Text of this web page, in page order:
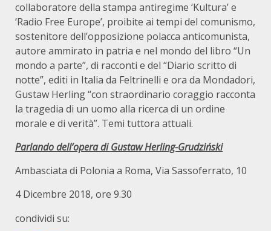
collaboratore della stampa antiregime ‘Kultura’ e
‘Radio Free Europe’, proibite ai tempi del comunismo,
sostenitore dell’opposizione polacca anticomunista,
autore ammirato in patria e nel mondo del libro “Un
mondo a parte”, di racconti e del “Diario scritto di
notte”, editi in Italia da Feltrinelli e ora da Mondadori,
Gustaw Herling “con straordinario coraggio racconta
la tragedia di un uomo alla ricerca di un ordine
morale e di verità”. Temi tuttora attuali.
Parlando dell’opera di Gustaw Herling-Grudziński
Ambasciata di Polonia a Roma, Via Sassoferrato, 10
4 Dicembre 2018, ore 9.30
condividi su: